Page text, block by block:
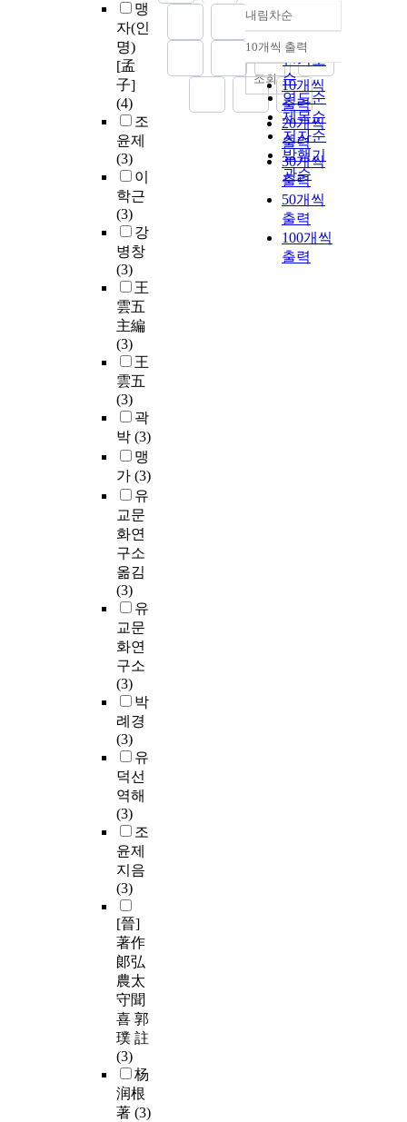
맹
자(인
명)
[孟
子]
(4)
조
윤제
(3)
이
학근
(3)
강
병창
(3)
王
雲五
主編
(3)
王
雲五
(3)
곽
박 (3)
맹
가 (3)
유
교문
화연
구소
옮김
(3)
유
교문
화연
구소
(3)
박
례경
(3)
유
덕선
역해
(3)
조
윤제
지음
(3)
[晉]
著作
郞弘
農太
守聞
喜 郭
璞 註
(3)
杨
润根
著 (3)
정확도
순
인기도
순
연도순
제목순
저자순
발행기
관순
내림차순
내림차순
10개씩 출력
10개씩
출력
20개씩
출력
30개씩
출력
50개씩
출력
100개씩
출력
조회